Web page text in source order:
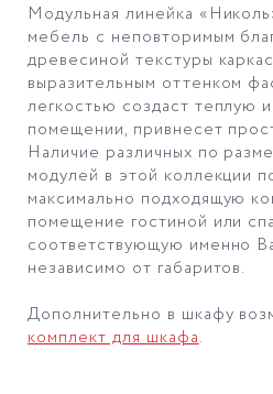
Модульная линейка
мебель с неповторимым
древесиной текстуры
выразительным оттенком
легкостью создаст теплую
помещении, привнесет
Наличие различных по
модулей в этой коллекции
максимально подходящую
помещение гостиной или
соответствующую именно
независимо от габаритов.
Дополнительно в шкафу
комплект для шкафа.